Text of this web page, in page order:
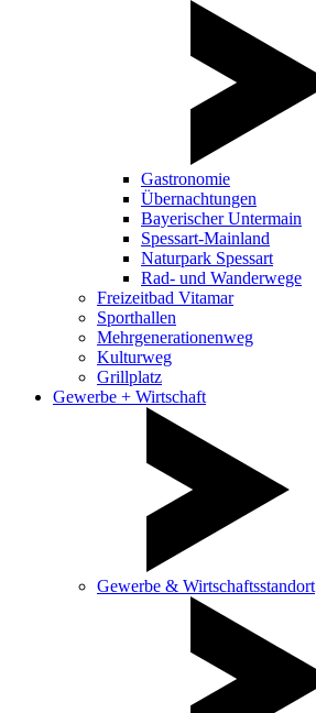
Gastronomie
Übernachtungen
Bayerischer Untermain
Spessart-Mainland
Naturpark Spessart
Rad- und Wanderwege
Freizeitbad Vitamar
Sporthallen
Mehrgenerationenweg
Kulturweg
Grillplatz
Gewerbe + Wirtschaft
Gewerbe & Wirtschaftsstandort